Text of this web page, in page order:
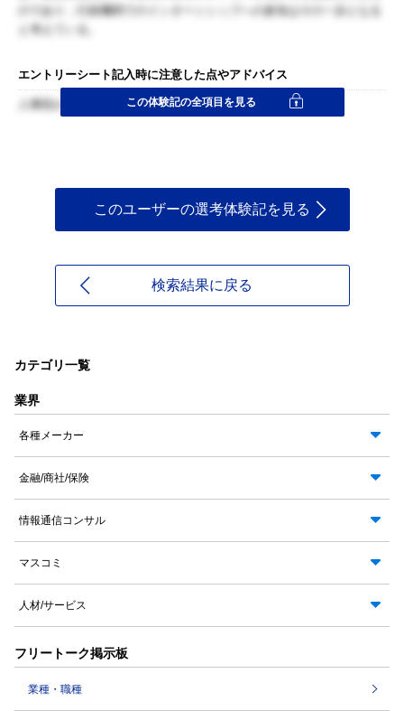
のであり，行政機関でのインターンシップへの参加はその一歩となる
エントリーシート記入時に注意した点やアドバイス
人事院からの指定があったため、それに沿った形で記入した。
この体験記の全項目を見る
このユーザーの選考体験記を見る
検索結果に戻る
カテゴリ一覧
業界
各種メーカー
金融/商社/保険
情報通信コンサル
マスコミ
人材/サービス
フリートーク掲示板
業種・職種